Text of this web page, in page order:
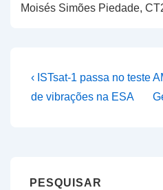
Moisés Simões Piedade,
Navegação
de
Previous
Post
‹ ISTsat-1 passa no teste
de vibrações na ESA
PESQUISAR